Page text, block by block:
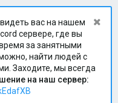
вас на нашем
сервере, где вы
за занятными
найти людей с
Заходите, мы всегда
на наш сервер: